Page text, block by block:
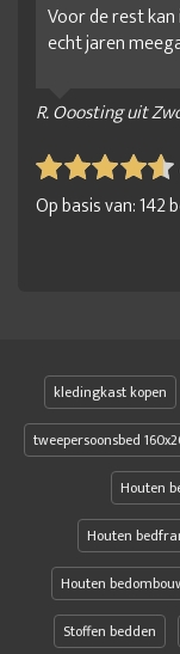
Voor de rest
echt jaren
R. Ooosting uit
Op basis van:142
kledingkast kopen
tweepersoonsbed
Houten
Houten
Houten
Stoffen bedden